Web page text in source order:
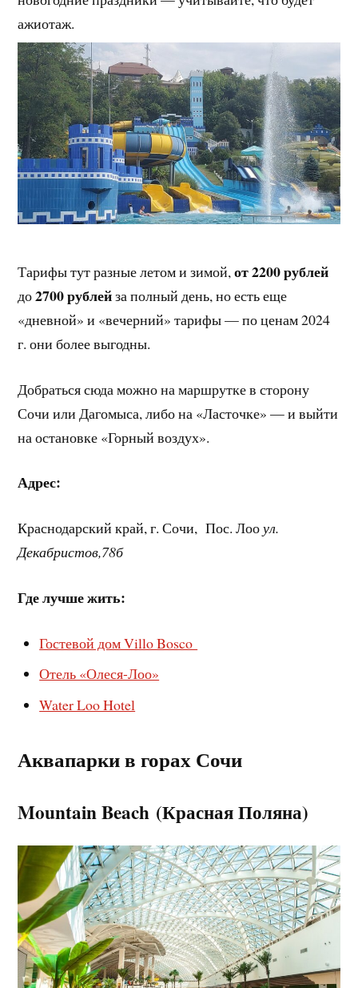
ажиотаж.
Тарифы тут разные летом и зимой,от 2200 рублей
до2700 рублейза полный день, но есть еще
«дневной» и «вечерний» тарифы — по ценам 2024
г. они более выгодны.
Добраться сюда можно на маршрутке в сторону
Сочи или Дагомыса, либо на «Ласточке» — и выйти
на остановке «Горный воздух».
Адрес:
Краснодарский край, г. Сочи, Пос. Лооул.
Декабристов,78б
Где лучше жить:
Гостевой дом Villo Bosco
Отель «Олеся-Лоо»
Water Loo Hotel
Аквапарки в горах Сочи
Mountain Beach (Красная Поляна)